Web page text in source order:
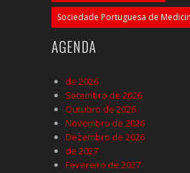
Sociedade Portuguesa de
AGENDA
de 2026
Setembro de 2026
Outubro de 2026
Novembro de 2026
Dezembro de 2026
de 2027
Fevereiro de 2027